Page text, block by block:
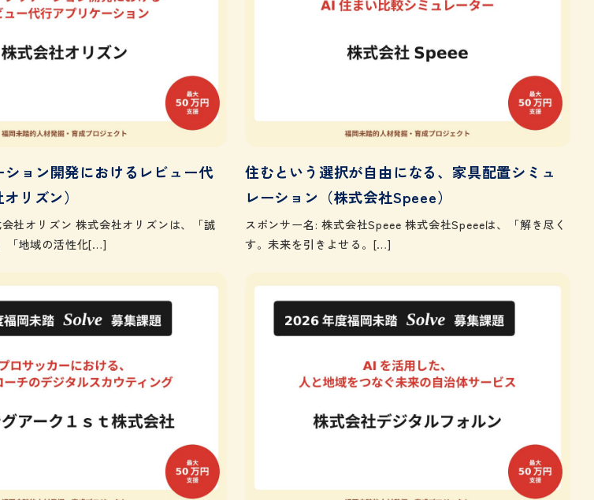
ション開発におけるレビュー代
リズン）
社オリズン 株式会社オリズンは、「誠
「地域の活性化[…]
住むという選択が自由になる、家具配置シミュ
レーション（株式会社Speee）
スポンサー名: 株式会社Speee 株式会社Speeeは、「解き尽く
す。未来を引きよせる。[…]